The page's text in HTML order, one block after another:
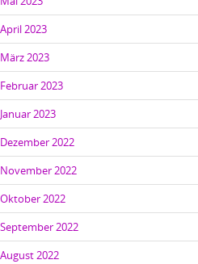
April 2023
März 2023
Februar 2023
Januar 2023
Dezember 2022
November 2022
Oktober 2022
September 2022
August 2022